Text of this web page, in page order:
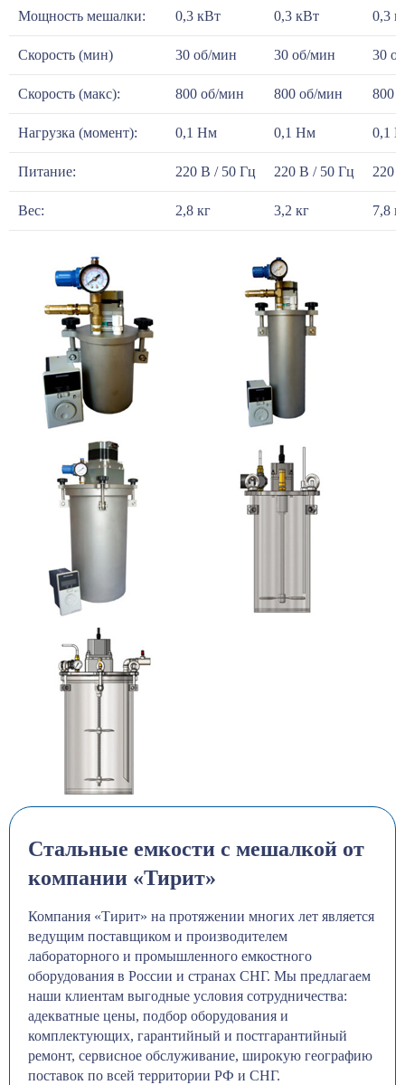
Мощность мешалки: 0,3 кВт 0,3 кВт 0,3
Скорость (мин) 30 об/мин 30 об/мин 30
Скорость (макс): 800 об/мин 800 об/мин 800
Нагрузка (момент): 0,1 Нм 0,1 Нм 0,1
Питание: 220 В / 50 Гц 220 В / 50 Гц 220
Вес: 2,8 кг 3,2 кг 7,8
Стальные емкости с мешалкой от
компании «Тирит»
Компания «Тирит» на протяжении многих лет является
ведущим поставщиком и производителем
лабораторного и промышленного емкостного
оборудования в России и странах СНГ. Мы предлагаем
наши клиентам выгодные условия сотрудничества:
адекватные цены, подбор оборудования и
комплектующих, гарантийный и постгарантийный
ремонт, сервисное обслуживание, широкую географию
поставок по всей территории РФ и СНГ.